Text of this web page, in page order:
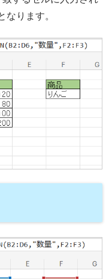
なります。